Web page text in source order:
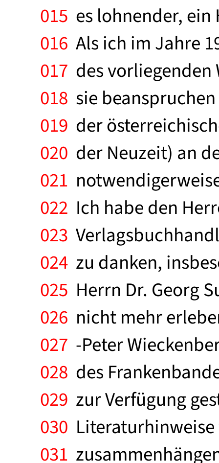
015 es lohnender,
016 Als ich im Jahre
017 des
018 sie
019 der
020 der Neuzeit) an
021
022 Ich habe den
023
024 zu danken,
025 Herrn Dr. Georg
026 nicht mehr
027 -Peter
028 des
029 zur Verfügung
030
031